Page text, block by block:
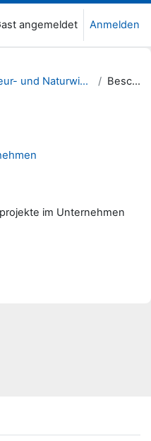
angemeldet Anmelden
Ingenieur- und Naturwissenschaften (INW) Beschreibung
im Unternehmen